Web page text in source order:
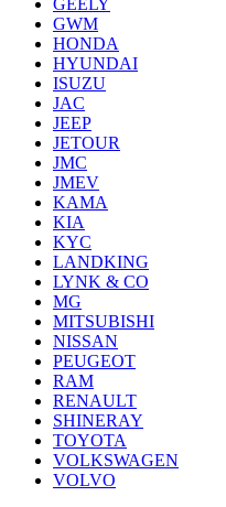
GEELY
GWM
HONDA
HYUNDAI
ISUZU
JAC
JEEP
JETOUR
JMC
JMEV
KAMA
KIA
KYC
LANDKING
LYNK & CO
MG
MITSUBISHI
NISSAN
PEUGEOT
RAM
RENAULT
SHINERAY
TOYOTA
VOLKSWAGEN
VOLVO